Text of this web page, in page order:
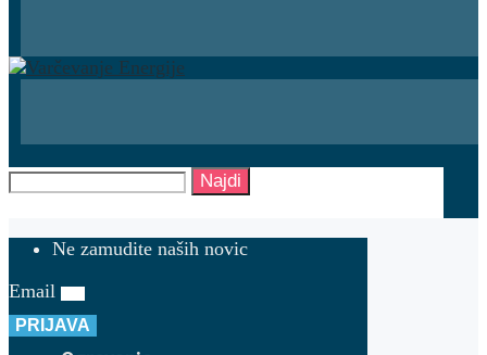
Najdi
Ne zamudite naših novic
Email
PRIJAVA